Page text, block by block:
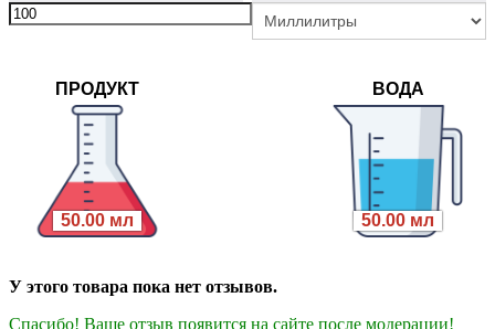
ПРОДУКТ
50.00 мл
ВОДА
50.00 мл
У этого товара пока нет отзывов.
Спасибо! Ваше отзыв появится на сайте после модерации!